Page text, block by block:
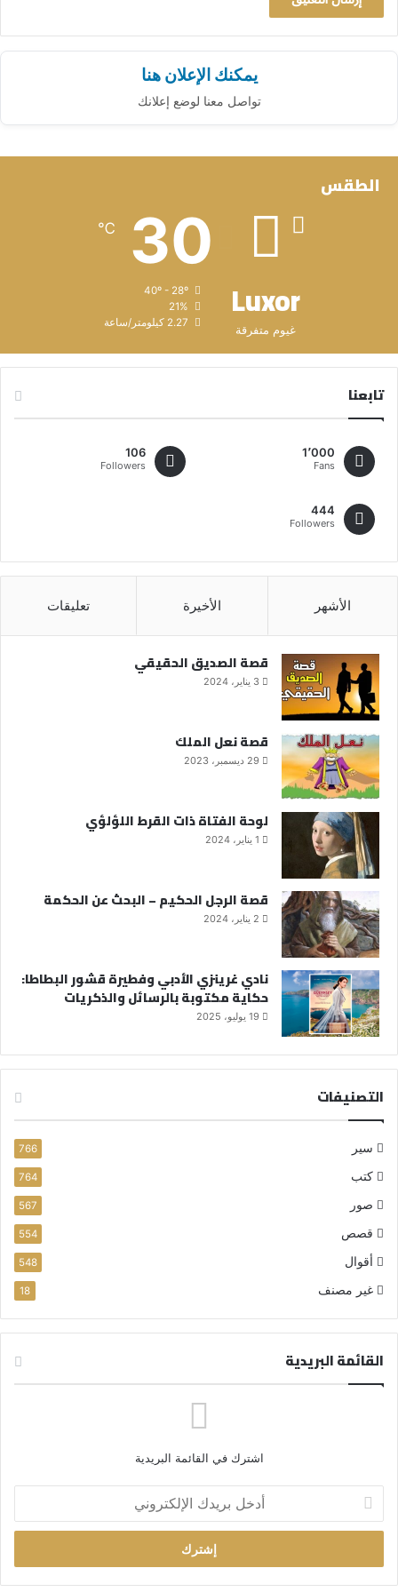
يمكنك الإعلان هنا
تواصل معنا لوضع إعلانك
الطقس
Luxor
غيوم متفرقة
30
℃
21%
2.27 كيلومتر/ساعة
تابعنا
1٬000
Fans
106
Followers
444
Followers
الأشهر الأخيرة تعليقات
قصة الصديق الحقيقي
3 يناير، 2024
قصة نعل الملك
29 ديسمبر، 2023
لوحة الفتاة ذات القرط اللؤلؤي
1 يناير، 2024
قصة الرجل الحكيم – البحث عن الحكمة
2 يناير، 2024
نادي غرينزي الأدبي وفطيرة قشور البطاطا:
حكاية مكتوبة بالرسائل والذكريات
19 يوليو، 2025
التصنيفات
سير 766
كتب 764
صور 567
قصص 554
أقوال 548
غير مصنف 18
القائمة البريدية
اشترك في القائمة البريدية
خ
ب
ر